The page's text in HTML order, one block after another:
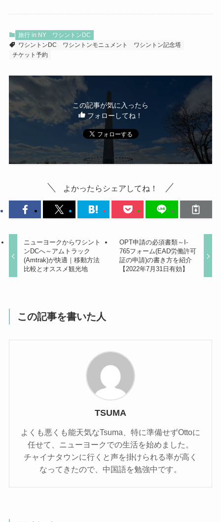
旅行 in NY
ワシントンDC
ワシントンDC
ワシントンモニュメント
ワシントン記念塔
チケット予約
この記事が気に入ったら
フォローしてね！
よかったらシェアしてね！
ニューヨークからワシント
ンDCへ～アムトラック
(Amtrak)が快適｜移動方法
比較とオススメ観光地
OPT申請の必須書類～I-
765フォーム(EAD労働許可
証の申請)の書き方を紹介
【2022年7月31日有効】
この記事を書いた人
TSUMA
よくも悪くも能天気なTsuma、特に準備せずOttoに
任せて、ニューヨークでの生活を始めました。
チャイナタウンに行くと声を掛けられる率が高く
なってきたので、中国語を勉強中です。